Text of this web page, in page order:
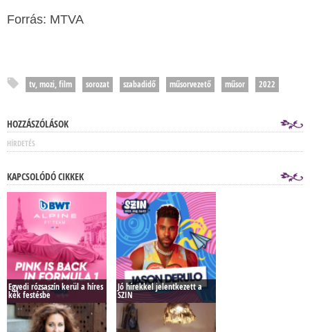
Forrás: MTVA
tv, mozi, film sorozat szabadidő műsorvezető műsor 2022
HOZZÁSZÓLÁSOK
HÍRDETÉS
KAPCSOLÓDÓ CIKKEK
Egyedi rózsaszín kerül a híres
kék festésbe
Jó hírekkel jelentkezett a
SZIN